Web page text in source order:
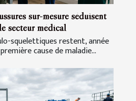
sur-mesure séduisent
secteur médical
squelettiques restent, année
cause de maladie...